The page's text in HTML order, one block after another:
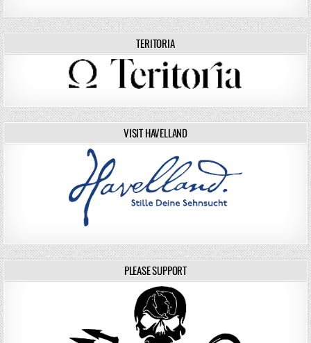
TERITORIA
VISIT HAVELLAND
PLEASE SUPPORT